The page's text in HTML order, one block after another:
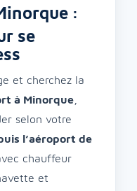
:
se
et cherchez la
à Minorque
selon votre
l’aéroport de
chauffeur
et